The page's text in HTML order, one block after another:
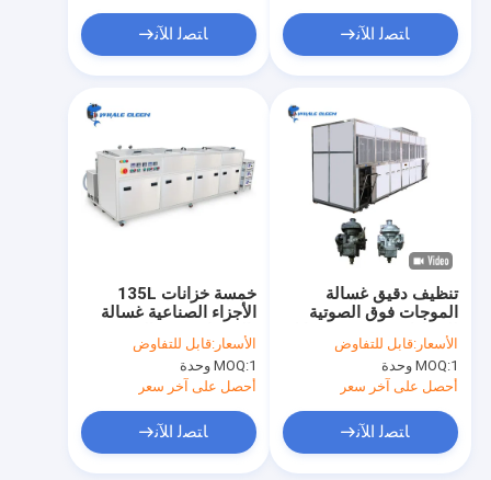
ﺎﺘﺼﻟ ﺍﻶﻧ ﺎﺘﺼﻟ ﺍﻶﻧ
خمسة خزانات 135L
الأجزاء الصناعية غسالة
بالموجات فوق الصوتية
40 كيلو هرتز 5400 واط
الأسعار:قابل للتفاوض
MOQ:1 وحدة
أحصل على آخر سعر
ﺎﺘﺼﻟ ﺍﻶﻧ
تنظيف دقيق غسالة
الموجات فوق الصوتية
للسيارات مع تسخين قابل
للتعديل وتصميم متعدد
الخزانات
الأسعار:قابل للتفاوض
MOQ:1 وحدة
أحصل على آخر سعر
ﺎﺘﺼﻟ ﺍﻶﻧ